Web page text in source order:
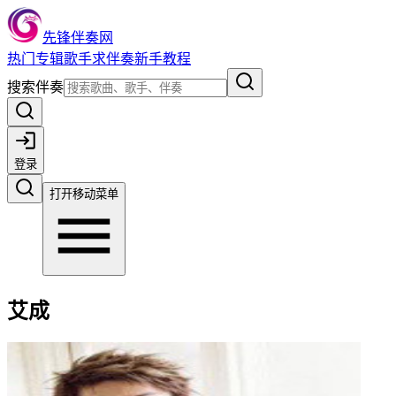
先锋伴奏网
热门 专辑歌手求伴奏新手教程
搜索伴奏
登录
打开移动菜单
艾成